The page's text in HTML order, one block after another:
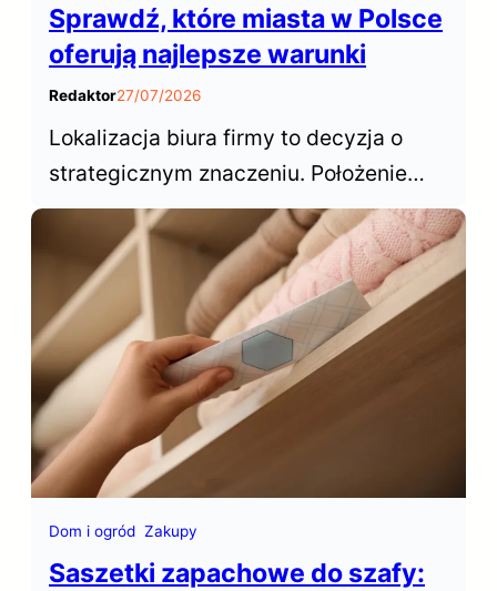
Sprawdź, które miasta w Polsce
oferują najlepsze warunki
Redaktor27/07/2026
Lokalizacja biura firmy to decyzja o
strategicznym znaczeniu. Położenie
biura decyduje o dostępie do talentów,
wpływa na koszty operacyjne,
samopoczucie zespołu… Gdzie więc w
Polsce wynająć biuro?
Dom i ogród Zakupy
Saszetki zapachowe do szafy: